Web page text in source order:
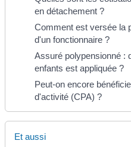
en détachement ?
Comment est versée la
d'un fonctionnaire ?
Assuré polypensionné :
enfants est appliquée ?
Peut-on encore
d'activité (CPA) ?
Et aussi